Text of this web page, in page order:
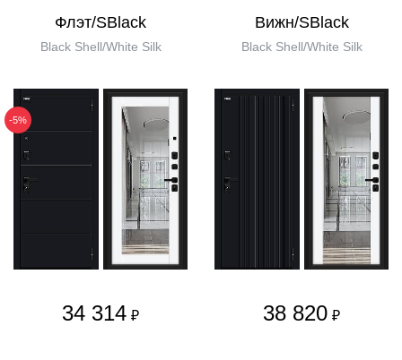
Флэт/SBlack
Black Shell/White Silk
-5%
34 314 ₽
Вижн/SBlack
Black Shell/White Silk
38 820 ₽